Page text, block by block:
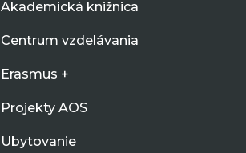
Akademická knižnica
Centrum vzdelávania
Erasmus +
Projekty AOS
Ubytovanie